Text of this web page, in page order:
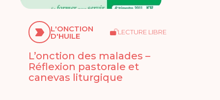
L'ONCTION
D'HUILE LECTURE LIBRE
L’onction des malades –
Réflexion pastorale et
canevas liturgique